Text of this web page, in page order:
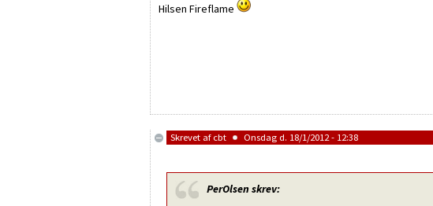
Hilsen Fireflame
Skrevet af cbt Onsdag d. 18/1/2012 - 12:38
PerOlsenskrev: